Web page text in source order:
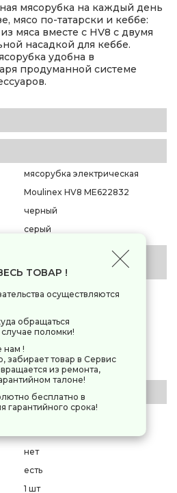
мясорубка на каждый день
мясо по-татарски и кеббе:
мяса вместе с HV8 с двумя
насадкой для кеббе.
удобна в
продуманной системе
мясорубка электрическая
Moulinex HV8 ME622832
черный
серый
2.6 кг/мин
пластик
механическое
нет
есть
1 шт
ТОВАР !
осуществляются
обращаться
поломки!
нам !
забирает товар в Сервис
из ремонта,
талоне!
бесплатно в
гарантийного срока!